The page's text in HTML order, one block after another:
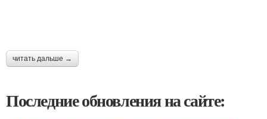
читать дальше →
Последние обновления на сайте: